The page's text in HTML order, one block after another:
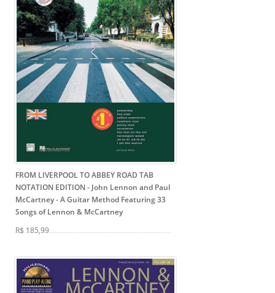
FROM LIVERPOOL TO ABBEY ROAD TAB
NOTATION EDITION - John Lennon and Paul
McCartney- A Guitar Method Featuring 33
Songs of Lennon & McCartney
R$ 185,99